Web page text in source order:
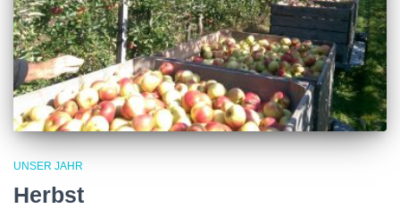
UNSER JAHR
Herbst